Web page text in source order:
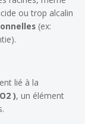
ou trop alcalin
(ex:
lié à la
), un élément